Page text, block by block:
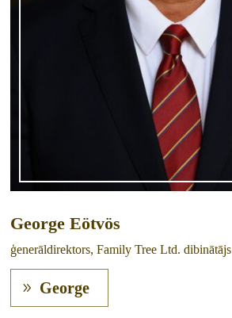
George Eötvös
ģenerāldirektors, Family Tree Ltd. dibinātājs
George